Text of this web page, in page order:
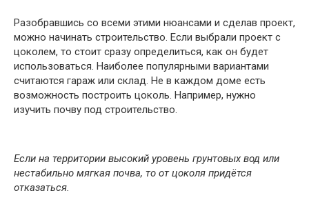
Разобравшись со всеми этими нюансами и сделав проект,
можно начинать строительство. Если выбрали проект с
цоколем, то стоит сразу определиться, как он будет
использоваться. Наиболее популярными вариантами
считаются гараж или склад. Не в каждом доме есть
возможность построить цоколь. Например, нужно
изучить почву под строительство.
Если на территории высокий уровень грунтовых вод или
нестабильно мягкая почва, то от цоколя придётся
отказаться.